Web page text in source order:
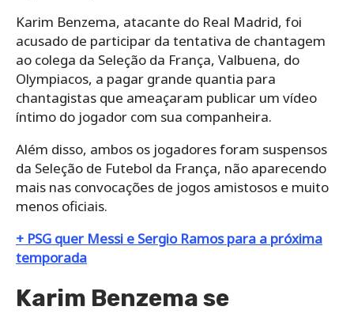
Karim Benzema, atacante do Real Madrid, foi
acusado de participar da tentativa de chantagem
ao colega da Seleção da França, Valbuena, do
Olympiacos, a pagar grande quantia para
chantagistas que ameaçaram publicar um vídeo
íntimo do jogador com sua companheira.
Além disso, ambos os jogadores foram suspensos
da Seleção de Futebol da França, não aparecendo
mais nas convocações de jogos amistosos e muito
menos oficiais.
+ PSG quer Messi e Sergio Ramos para a próxima
temporada
Karim Benzema se